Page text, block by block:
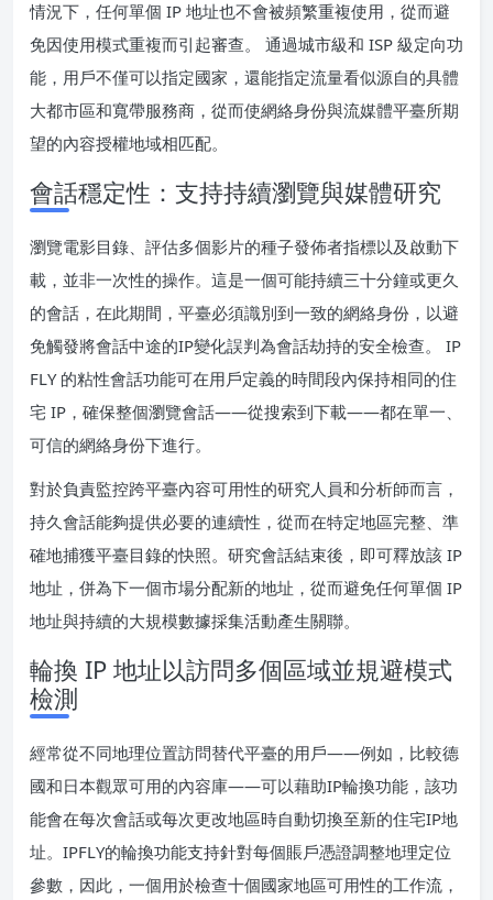
情況下，任何單個 IP 地址也不會被頻繁重複使用，從而避
免因使用模式重複而引起審查。 通過城市級和 ISP 級定向功
能，用戶不僅可以指定國家，還能指定流量看似源自的具體
大都市區和寬帶服務商，從而使網絡身份與流媒體平臺所期
望的內容授權地域相匹配。
會話穩定性：支持持續瀏覽與媒體研究
瀏覽電影目錄、評估多個影片的種子發佈者指標以及啟動下
載，並非一次性的操作。這是一個可能持續三十分鐘或更久
的會話，在此期間，平臺必須識別到一致的網絡身份，以避
免觸發將會話中途的IP變化誤判為會話劫持的安全檢查。 IP
FLY 的粘性會話功能可在用戶定義的時間段內保持相同的住
宅 IP，確保整個瀏覽會話——從搜索到下載——都在單一、
可信的網絡身份下進行。
對於負責監控跨平臺內容可用性的研究人員和分析師而言，
持久會話能夠提供必要的連續性，從而在特定地區完整、準
確地捕獲平臺目錄的快照。研究會話結束後，即可釋放該 IP
地址，併為下一個市場分配新的地址，從而避免任何單個 IP
地址與持續的大規模數據採集活動產生關聯。
輪換 IP 地址以訪問多個區域並規避模式
檢測
經常從不同地理位置訪問替代平臺的用戶——例如，比較德
國和日本觀眾可用的內容庫——可以藉助IP輪換功能，該功
能會在每次會話或每次更改地區時自動切換至新的住宅IP地
址。IPFLY的輪換功能支持針對每個賬戶憑證調整地理定位
參數，因此，一個用於檢查十個國家地區可用性的工作流，